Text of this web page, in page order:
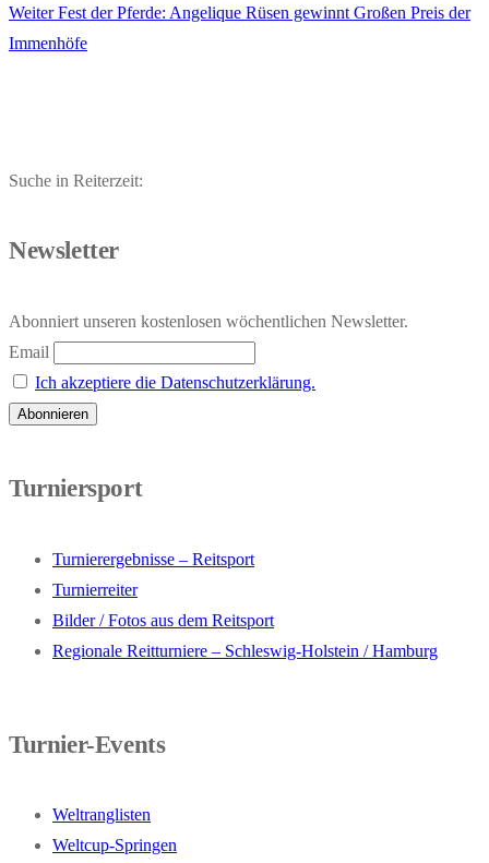
Weiter Nächster
Beitrag:
Fest der Pferde: Angelique Rüsen gewinnt Großen Preis der
Immenhöfe
Suche in Reiterzeit:
Newsletter
Abonniert unseren kostenlosen wöchentlichen Newsletter.
Email
Ich akzeptiere die Datenschutzerklärung.
Turniersport
Turnierergebnisse – Reitsport
Turnierreiter
Bilder / Fotos aus dem Reitsport
Regionale Reitturniere – Schleswig-Holstein / Hamburg
Turnier-Events
Weltranglisten
Weltcup-Springen